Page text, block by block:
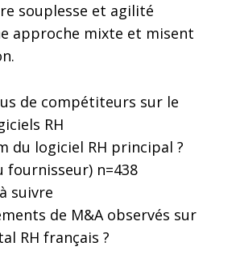
souplesse et agilité
approche mixte et misent
de compétiteurs sur le
RH
du logiciel RH principal ?
fournisseur) n=438
suivre
de M&A observés sur
RH français ?